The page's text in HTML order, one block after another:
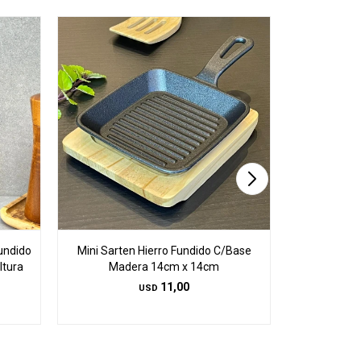
Mini Sarten Hierro Fundido C/Base
Madera 14cm x 14cm
USD 11,00